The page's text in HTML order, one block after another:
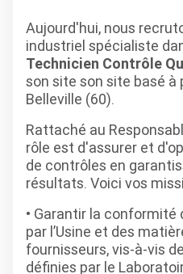
Aujourd'hui, nous
industriel spécialiste
Technicien Contrôle
son site son site basé à
Belleville (60).
Rattaché au
rôle est d'assurer et
de contrôles en
résultats. Voici vos
Garantir la conformité
par l’Usine et des
fournisseurs, vis-à-vis
définies par le